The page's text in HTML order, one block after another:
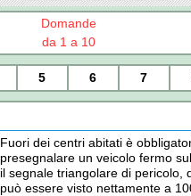
Domande
da 1 a 10
5 6 7
Fuori dei centri abitati è
presegnalare un veicolo fermo
il segnale triangolare di pericolo,
può essere visto nettamente a